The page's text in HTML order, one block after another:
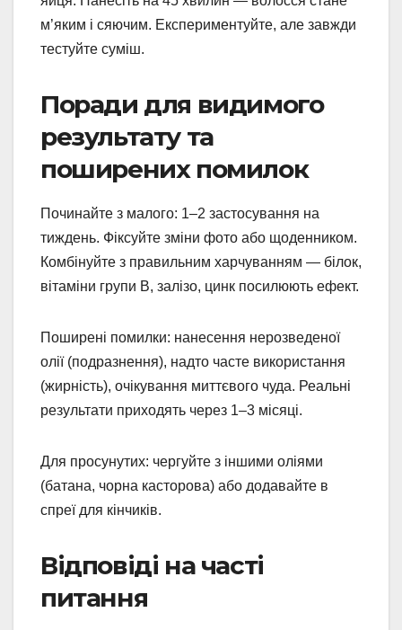
м’яким і сяючим. Експериментуйте, але завжди
тестуйте суміш.
Поради для видимого
результату та
поширених помилок
Починайте з малого: 1–2 застосування на
тиждень. Фіксуйте зміни фото або щоденником.
Комбінуйте з правильним харчуванням — білок,
вітаміни групи B, залізо, цинк посилюють ефект.
Поширені помилки: нанесення нерозведеної
олії (подразнення), надто часте використання
(жирність), очікування миттєвого чуда. Реальні
результати приходять через 1–3 місяці.
Для просунутих: чергуйте з іншими оліями
(батана, чорна касторова) або додавайте в
спреї для кінчиків.
Відповіді на часті
питання